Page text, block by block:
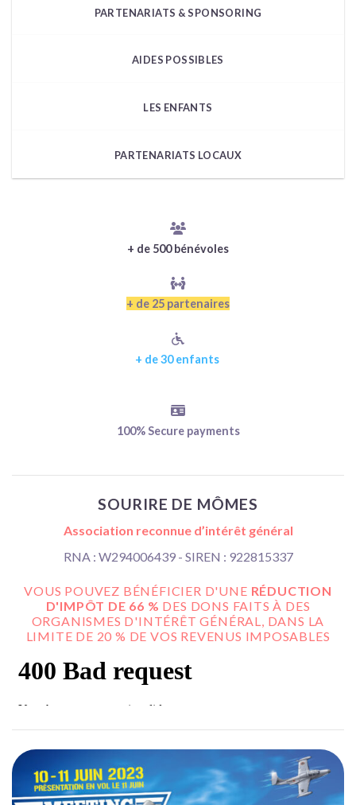
PARTENARIATS & SPONSORING
AIDES POSSIBLES
LES ENFANTS
PARTENARIATS LOCAUX
+ de 500 bénévoles
+ de 25 partenaires
+ de 30 enfants
100% Secure payments
SOURIRE DE MÔMES
Association reconnue d’intérêt général
RNA : W294006439 - SIREN : 922815337
VOUS POUVEZ BÉNÉFICIER D'UNE RÉDUCTION
D'IMPÔT DE 66 % DES DONS FAITS À DES
ORGANISMES D'INTÉRÊT GÉNÉRAL, DANS LA
LIMITE DE 20 % DE VOS REVENUS IMPOSABLES